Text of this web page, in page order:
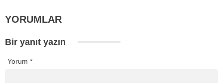
YORUMLAR
Bir yanıt yazın
Yorum *